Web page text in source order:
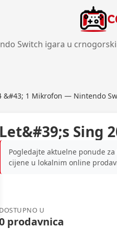
Switch igara u
&#43; 1 Mikrofon — Nintendo
Let&#39;s Sing
Pogledajte aktuelne ponude
cijene u lokalnim online
DOSTUPNO U
prodavnica